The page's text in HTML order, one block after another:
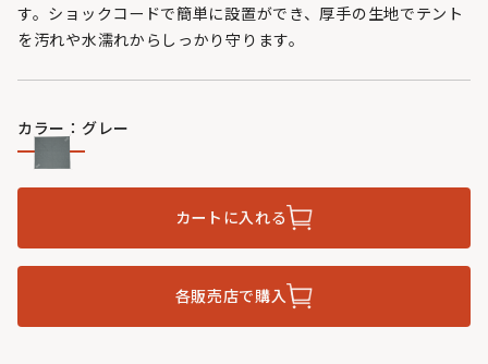
す。ショックコードで簡単に設置ができ、厚手の生地でテント
を汚れや水濡れからしっかり守ります。
カラー：グレー
カートに入れる
各販売店で購入